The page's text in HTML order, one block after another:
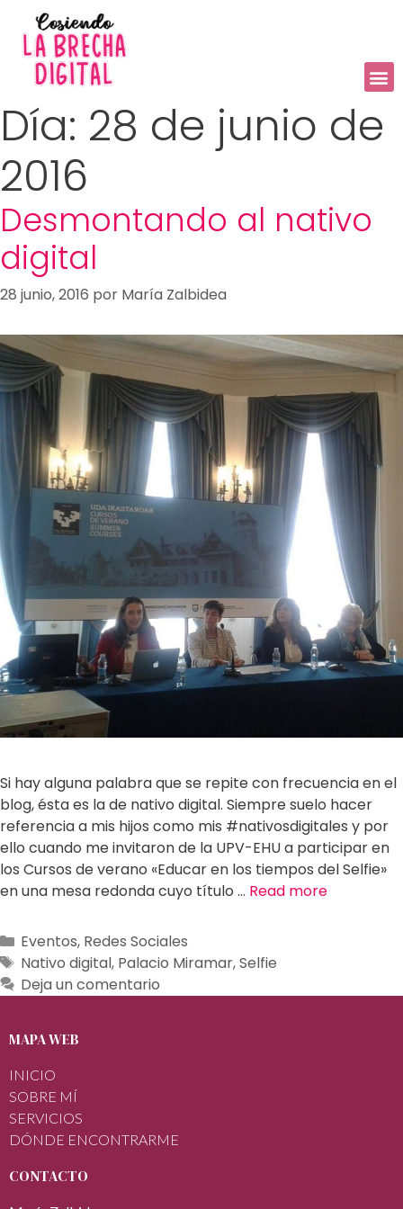
Día: 28 de junio de
2016
Desmontando al nativo
digital
28 junio, 2016 por María Zalbidea
Si hay alguna palabra que se repite con frecuencia en el
blog, ésta es la de nativo digital. Siempre suelo hacer
referencia a mis hijos como mis #nativosdigitales y por
ello cuando me invitaron de la UPV-EHU a participar en
los Cursos de verano «Educar en los tiempos del Selfie»
en una mesa redonda cuyo título … Read more
Eventos, Redes Sociales
Nativo digital, Palacio Miramar,Selfie
Deja un comentario
MAPA WEB
INICIO
SOBRE MÍ
SERVICIOS
DÓNDE ENCONTRARME
CONTACTO